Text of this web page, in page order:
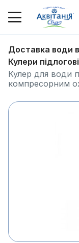
Доставка води в
Кулери підлогові
Кулер для води
компресорним